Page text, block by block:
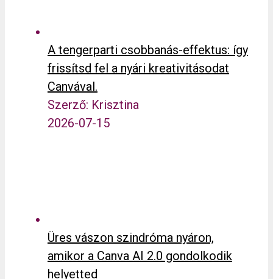
A tengerparti csobbanás-effektus: így
frissítsd fel a nyári kreativitásodat
Canvával.
Szerző: Krisztina
2026-07-15
Üres vászon szindróma nyáron,
amikor a Canva AI 2.0 gondolkodik
helyetted